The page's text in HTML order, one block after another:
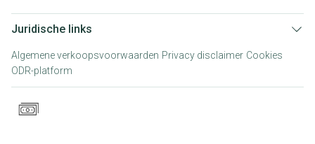
Juridische links
Algemene verkoopsvoorwaarden Privacy disclaimer Cookies
ODR-platform